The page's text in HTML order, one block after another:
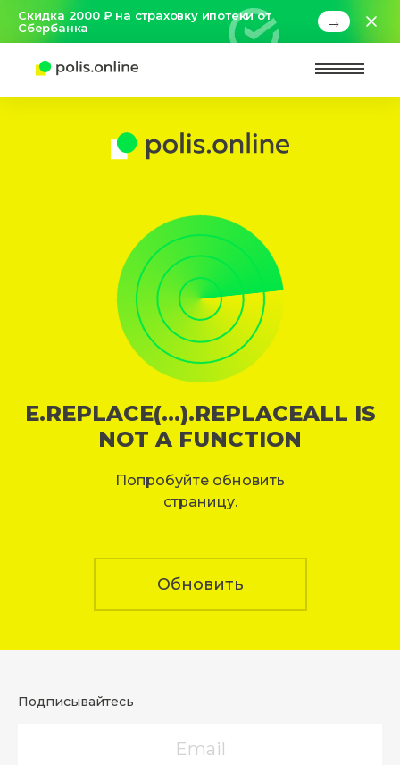
Скидка 2000 ₽ на страховку ипотеки от
Сбербанка
→
E.REPLACE(...).REPLACEALL IS
NOT A FUNCTION
Попробуйте обновить
страницу.
Обновить
Подписывайтесь